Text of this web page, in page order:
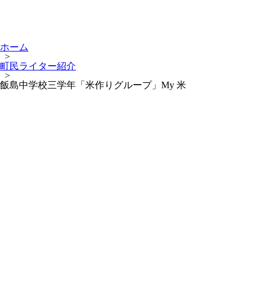
ホーム
>
町民ライター紹介
>
飯島中学校三学年「米作りグループ」My 米